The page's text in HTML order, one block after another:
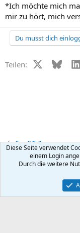
*Ich möchte mich
mir zu hört, mich
Du musst dich
Teilen: X (Twitter)
Small Talk
Kontakt
Community platform by
Diese Seite verwendet
einem Login
Durch die weitere